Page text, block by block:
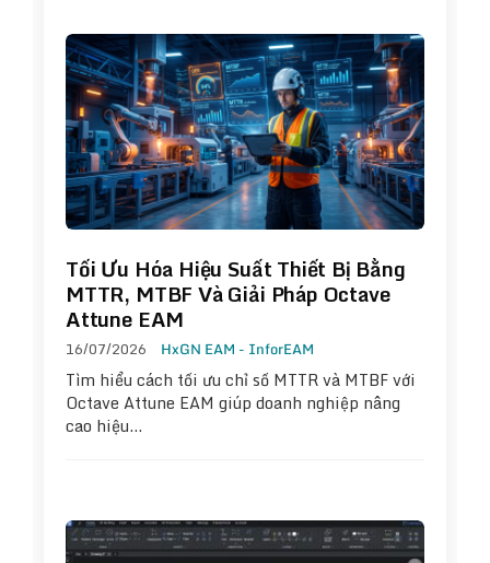
Tối Ưu Hóa Hiệu Suất Thiết Bị Bằng
MTTR, MTBF Và Giải Pháp Octave
Attune EAM
16/07/2026 HxGN EAM - InforEAM
Tìm hiểu cách tối ưu chỉ số MTTR và MTBF với
Octave Attune EAM giúp doanh nghiệp nâng
cao hiệu…